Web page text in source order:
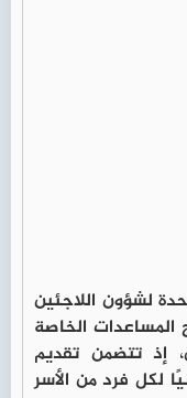
لشؤون اللاجئين
المساعدات الخاصة
إذ تتضمن تقديم
70 دينارًا أردنيًا لكل فرد من الأسر